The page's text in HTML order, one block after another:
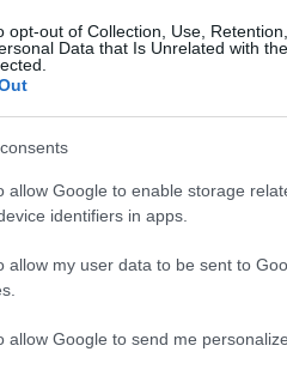
opt-out of Collection, Use,
Data that Is Unrelated with
allow Google to enable storage
identifiers in apps.
allow my user data to be sent to
allow Google to send me